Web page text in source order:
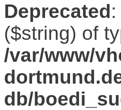
Deprecated
($string) of
/var/www/
db/